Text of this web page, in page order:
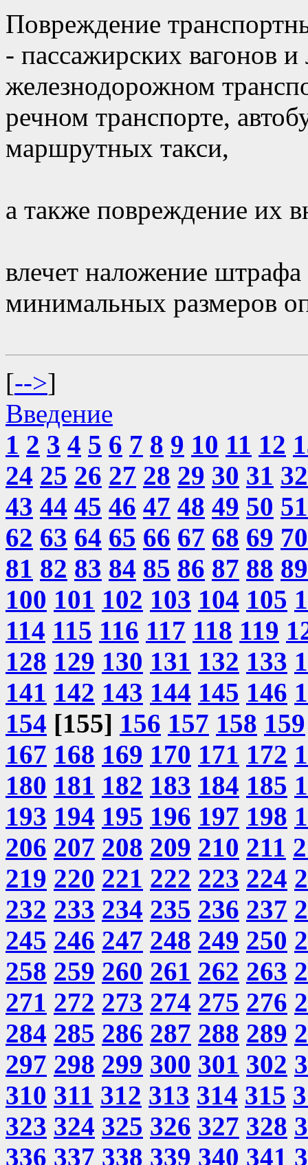
Повреждение
- пассажирских вагонов
железнодорожном
речном транспорте,
маршрутных такси,
а также повреждение их
влечет наложение штрафа
минимальных размеров
[-->]
Введение
1 2 3 4 5 6 7 8 9 10 11 12
24 25 26 27 28 29 30 31 32
43 44 45 46 47 48 49 50 51
62 63 64 65 66 67 68 69 70
81 82 83 84 85 86 87 88 89
100 101 102 103 104 105
114 115 116 117 118 119
128 129 130 131 132 133
141 142 143 144 145 146
154 [155] 156 157 158 159
167 168 169 170 171 172
180 181 182 183 184 185
193 194 195 196 197 198
206 207 208 209 210 211
219 220 221 222 223 224
232 233 234 235 236 237
245 246 247 248 249 250
258 259 260 261 262 263
271 272 273 274 275 276
284 285 286 287 288 289
297 298 299 300 301 302
310 311 312 313 314 315
323 324 325 326 327 328
336 337 338 339 340 341